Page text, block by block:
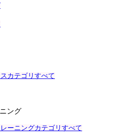
カテゴリすべて
ング
ーニングカテゴリすべて